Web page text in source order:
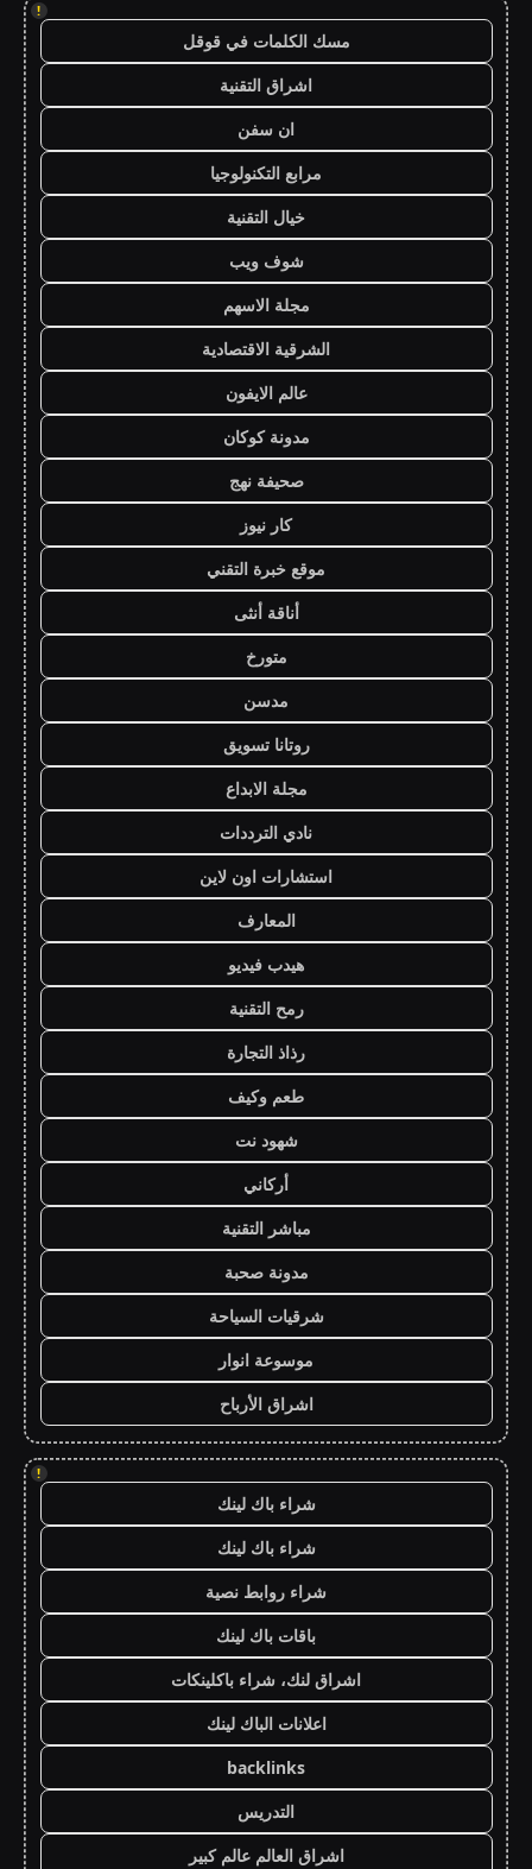
!
مسك الكلمات في قوقل
اشراق التقنية
ان سفن
مرابع التكنولوجيا
خيال التقنية
شوف ويب
مجلة الاسهم
الشرقية الاقتصادية
عالم الايفون
مدونة كوكان
صحيفة نهج
كار نيوز
موقع خبرة التقني
أناقة أنثى
متورخ
مدسن
روتانا تسويق
مجلة الابداع
نادي الترددات
استشارات اون لاين
المعارف
هيدب فيديو
رمح التقنية
رذاذ التجارة
طعم وكيف
شهود نت
أركاني
مباشر التقنية
مدونة صحبة
شرقيات السياحة
موسوعة انوار
اشراق الأرباح
!
شراء باك لينك
شراء باك لينك
شراء روابط نصية
باقات باك لينك
اشراق لنك، شراء باكلينكات
اعلانات الباك لينك
backlinks
التدريس
اشراق العالم عالم كبير